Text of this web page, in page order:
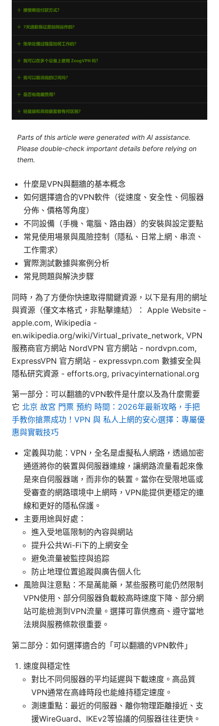
Parts of this article were generated with AI assistance.
Please double-check important details before relying on
them.
什麼是VPN與翻牆的基本概念
如何選擇適合的VPN軟件（從速度、安全性、伺服器
分佈、價格等角度）
不同設備（手機、電腦、路由器）的安裝與設定要點
常見使用場景與風險控制（隱私、日常上網、串流、
工作需求）
實際測試數據與案例分析
常見問題與解決步驟
同時，為了方便你快速取得關鍵資源，以下是有用的網址
與資源（僅文本格式，非點擊連結）： Apple Website -
apple.com, Wikipedia -
en.wikipedia.org/wiki/Virtual_private_network, VPN
服務商官方網站 NordVPN 官方網站 - nordvpn.com,
ExpressVPN 官方網站 - expressvpn.com 數據安全與
隱私研究資源 - efforts.org, privacyinternational.org
第一部分：可以翻牆的VPN軟件是什麼以及為什麼需要
它 北京 故宮 門票 預約 時間：2026年最新攻略，手把
手教你搶票成功！VPN 與 私人上網的安心選擇：專屬優
惠與實戰技巧
定義與功能：VPN，全名是虛擬私人網路，透過加密
通道將你的裝置與伺服器連線，讓網路流量看起來像
是來自伺服器端，而非你的裝置。當你在受限地區或
受審查的網路環境中上網時，VPN能提供更穩定的連
線和更好的隱私保護。
主要用途與好處：
進入受地區限制的內容與網站
提升公共Wi-Fi下的上網安全
避免流量被監控與追踪
防止地理位置追蹤與廣告個人化
風險與注意點：不是萬能藥，某些服務可能仍然限制
VPN使用、部分伺服器負載較高時速度下降、部分網
站可能檢測到VPN流量。選擇可靠供應商、遵守當地
法規與服務條款很重要。
第二部分：如何選擇適合的「可以翻牆的VPN軟件」
速度與穩定性
對比不同伺服器的平均延遲與下載速度。高品質
VPN通常在高峰時段也能維持穩定速度。
測速重點：最近的伺服器、離你物理距離接近、支
援WireGuard、IKEv2等協議的伺服器往往更快。